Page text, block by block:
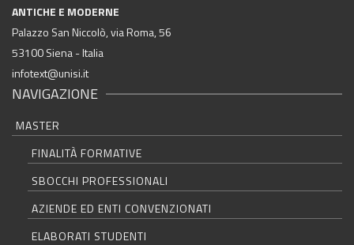
ANTICHE E MODERNE
Palazzo San Niccolò, via Roma, 56
53100 Siena - Italia
infotext@unisi.it
NAVIGAZIONE
MASTER
FINALITÀ FORMATIVE
SBOCCHI PROFESSIONALI
AZIENDE ED ENTI CONVENZIONATI
ELABORATI STUDENTI